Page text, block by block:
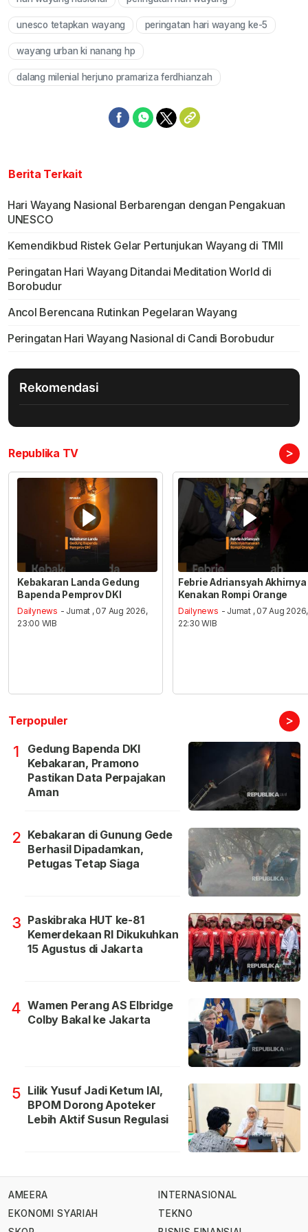
unesco tetapkan wayang peringatan hari wayang ke-5
wayang urban ki nanang hp
dalang milenial herjuno pramariza ferdhianzah
Berita Terkait
Hari Wayang Nasional Berbarengan dengan Pengakuan
UNESCO
Kemendikbud Ristek Gelar Pertunjukan Wayang di TMII
Peringatan Hari Wayang Ditandai Meditation World di
Borobudur
Ancol Berencana Rutinkan Pegelaran Wayang
Peringatan Hari Wayang Nasional di Candi Borobudur
Rekomendasi
Republika TV >
Kebakaran Landa Gedung
Bapenda Pemprov DKI
Dailynews - Jumat , 07 Aug 2026,
23:00 WIB
Febrie Adriansyah Akhirnya
Kenakan Rompi Orange
Dailynews - Jumat , 07 Aug 2026,
22:30 WIB
Terpopuler >
1
Gedung Bapenda DKI
Kebakaran, Pramono
Pastikan Data Perpajakan
Aman
2 Kebakaran di Gunung Gede
Berhasil Dipadamkan,
Petugas Tetap Siaga
3 Paskibraka HUT ke-81
Kemerdekaan RI Dikukuhkan
15 Agustus di Jakarta
4 Wamen Perang AS Elbridge
Colby Bakal ke Jakarta
5 Lilik Yusuf Jadi Ketum IAI,
BPOM Dorong Apoteker
Lebih Aktif Susun Regulasi
AMEERA
EKONOMI SYARIAH
INTERNASIONAL
TEKNO